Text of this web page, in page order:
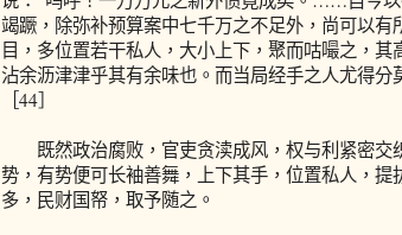
竭蹶，除弥补预算案中七千万之不足外，尚可以
目，多位置若干私人，大小上下，聚而咕嘬之，
沾余沥津津乎其有余味也。而当局经手之人尤得分
［44］
既然政治腐败，官吏贪渎成风，权与利紧密交
势，有势便可长袖善舞，上下其手，位置私人，
多，民财国帑，取予随之。